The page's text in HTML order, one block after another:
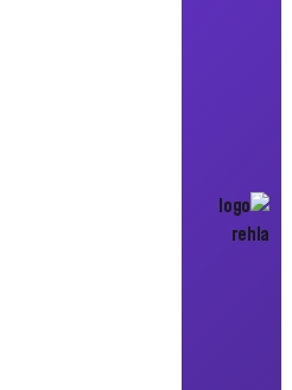
فريق ملهم التطوعي
مشروع باريشا